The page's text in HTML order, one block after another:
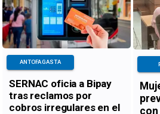
SERNAC oficia a Bipay
tras reclamos por
cobros irregulares en el
ANTOFAGASTA
con